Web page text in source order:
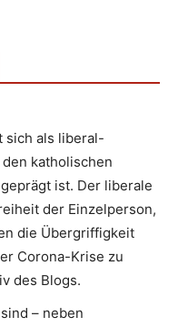
sich als liberal-
katholischen
ist. Der liberale
der Einzelperson,
die Übergriffigkeit
Corona-Krise zu
des Blogs.
– neben